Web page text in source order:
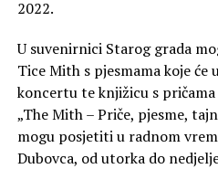
2022.
U suvenirnici Starog grada
Tice Mith s pjesmama koje će
koncertu te knjižicu s
„The Mith – Priče, pjesme,
mogu posjetiti u radnom
Dubovca, od utorka do